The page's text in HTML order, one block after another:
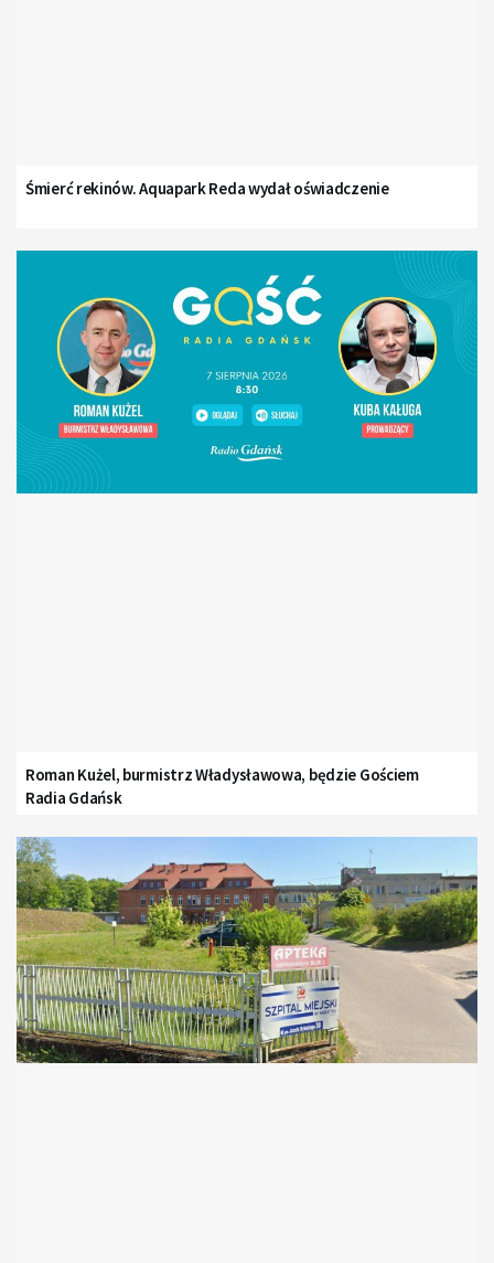
Śmierć rekinów. Aquapark Reda wydał oświadczenie
Roman Kużel, burmistrz Władysławowa, będzie Gościem
Radia Gdańsk